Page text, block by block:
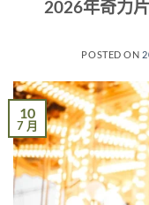
2026年奇力
POSTED ON
10
7 月